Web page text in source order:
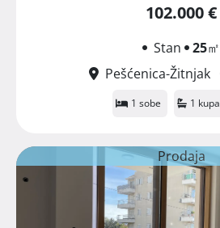
102.000 €
Stan 25㎡
Pešćenica-Žitnjak
1 sobe 1
Prodaja